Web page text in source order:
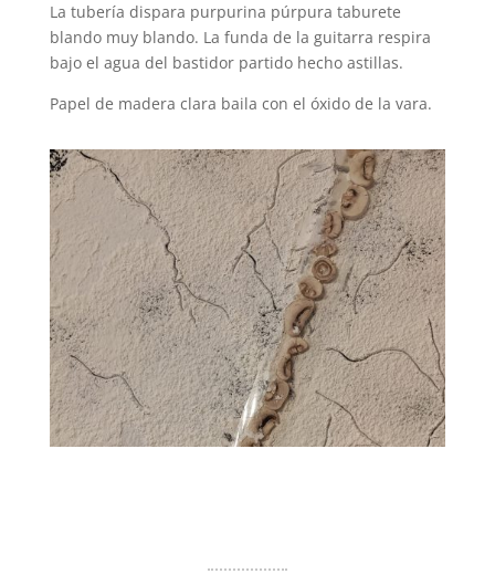
La tubería dispara purpurina púrpura taburete
blando muy blando. La funda de la guitarra respira
bajo el agua del bastidor partido hecho astillas.
Papel de madera clara baila con el óxido de la vara.